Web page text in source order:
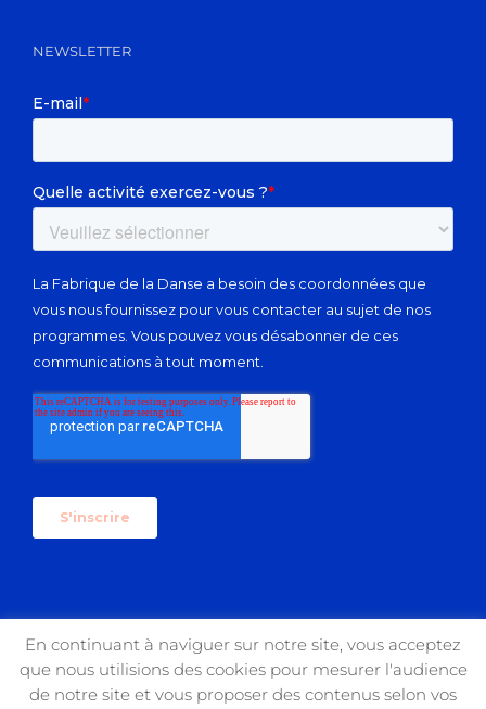
NEWSLETTER
Copyright 2017 USIN'ART | All Rights Reserved
En continuant à naviguer sur notre site, vous acceptez
que nous utilisions des cookies pour mesurer l'audience
de notre site et vous proposer des contenus selon vos